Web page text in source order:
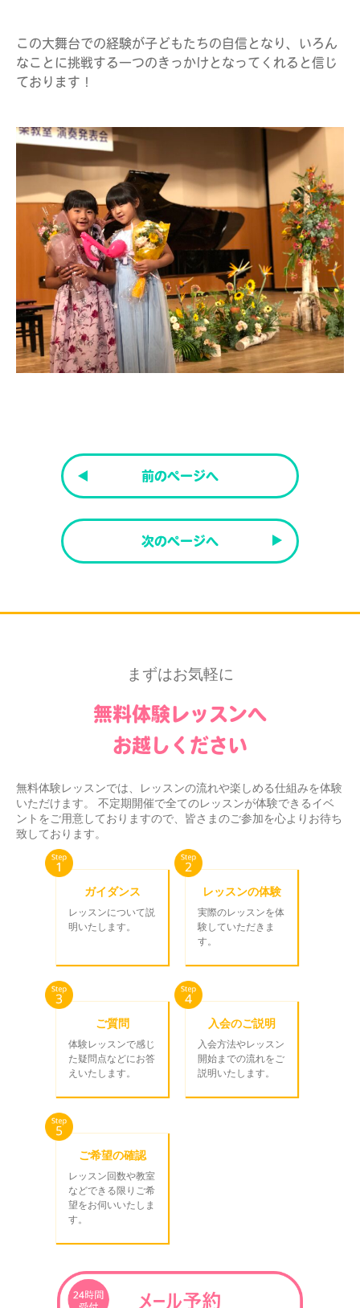
この大舞台での経験が子どもたちの自信となり、いろん
なことに挑戦する一つのきっかけとなってくれると信じ
ております！
前のページへ
次のページへ
まずはお気軽に
無料体験レッスンへ
お越しください
無料体験レッスンでは、レッスンの流れや楽しめる仕組みを体験
いただけます。 不定期開催で全てのレッスンが体験できるイベ
ントをご用意しておりますので、皆さまのご参加を心よりお待ち
致しております。
ガイダンス
レッスンについて説
明いたします。
レッスンの体験
実際のレッスンを体
験していただきま
す。
ご質問
体験レッスンで感じ
た疑問点などにお答
えいたします。
入会のご説明
入会方法やレッスン
開始までの流れをご
説明いたします。
ご希望の確認
レッスン回数や教室
などできる限りご希
望をお伺いいたしま
す。